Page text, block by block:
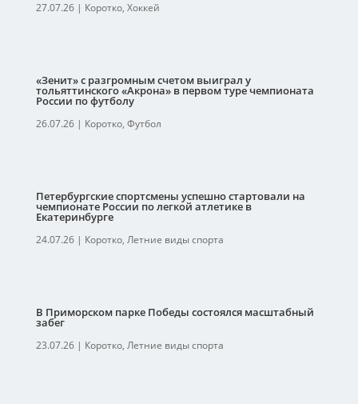
27.07.26| Коротко, Хоккей
«Зенит» с разгромным счетом выиграл у
тольяттинского «Акрона» в первом туре чемпионата
России по футболу
26.07.26| Коротко, Футбол
Петербургские спортсмены успешно стартовали на
чемпионате России по легкой атлетике в
Екатеринбурге
24.07.26| Коротко, Летние виды спорта
В Приморском парке Победы состоялся масштабный
забег
23.07.26| Коротко, Летние виды спорта